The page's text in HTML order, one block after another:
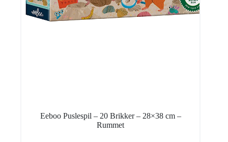
Eeboo Puslespil – 20 Brikker – 28×38 cm –
Rummet